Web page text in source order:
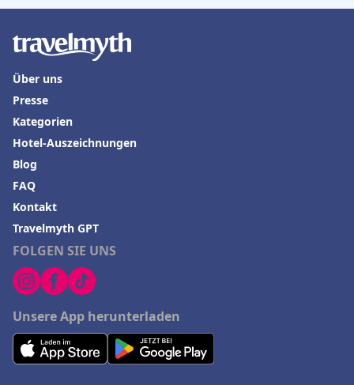
FOLGEN SIE UNS
Unsere App herunterladen
Über uns
Presse
Kategorien
Hotel-Auszeichnungen
Blog
FAQ
Kontakt
Travelmyth GPT